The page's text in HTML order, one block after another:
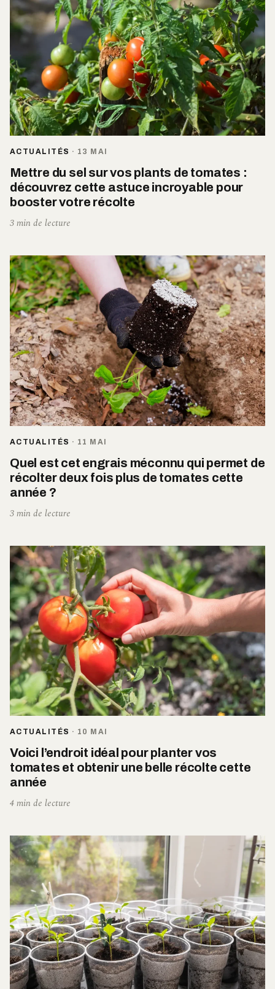
ACTUALITÉS · 13 MAI
Mettre du sel sur vos plants de tomates :
découvrez cette astuce incroyable pour
booster votre récolte
3 min de lecture
ACTUALITÉS · 11 MAI
Quel est cet engrais méconnu qui permet de
récolter deux fois plus de tomates cette
année ?
3 min de lecture
ACTUALITÉS · 10 MAI
Voici l’endroit idéal pour planter vos
tomates et obtenir une belle récolte cette
année
4 min de lecture